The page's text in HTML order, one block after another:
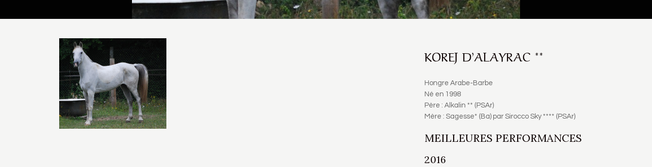
KOREJ D’ALAYRAC **
Hongre Arabe-Barbe
Né en 1998
Père : Alkalin ** (PSAr)
Mère : Sagesse* (Ba) par Sirocco Sky **** (PSAr)
MEILLEURES PERFORMANCES
2016